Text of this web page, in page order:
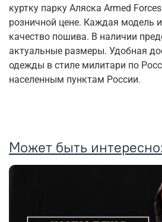
куртку парку Аляска Armed
розничной цене. Каждая модель
качество пошива. В наличии
актуальные размеры. Удобная
одежды в стиле милитари по
населенным пунктам России.
Может быть